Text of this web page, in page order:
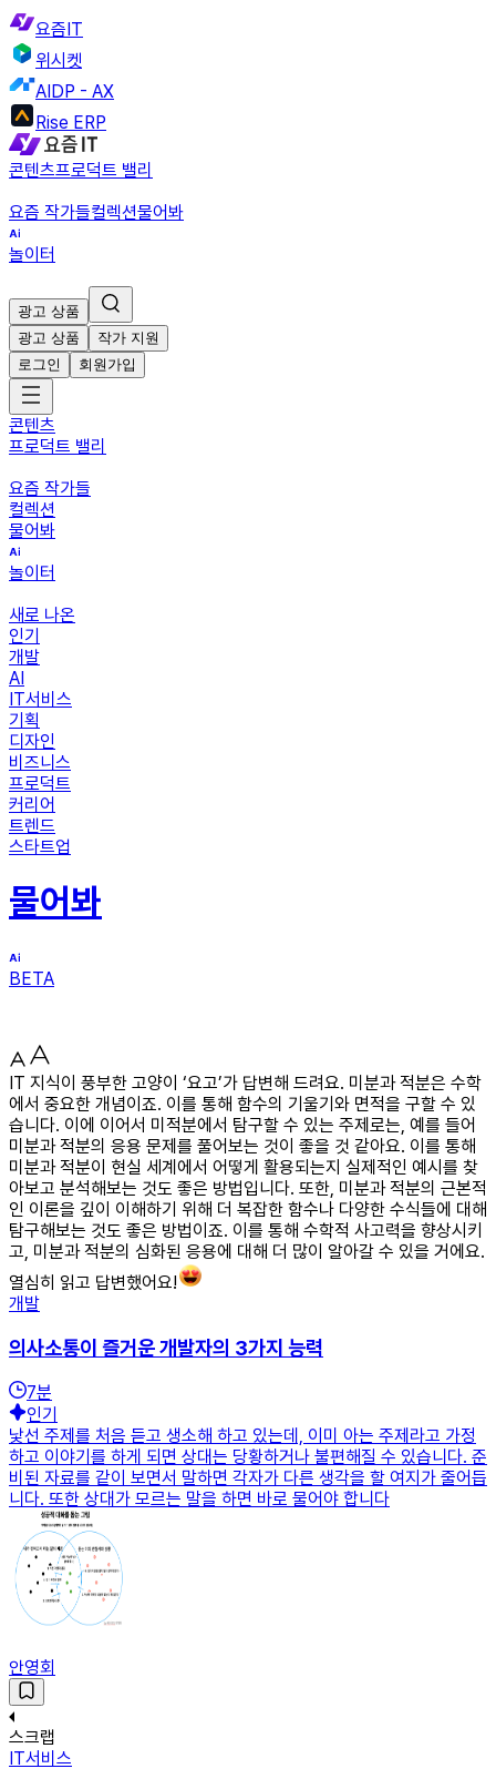
요즘IT
위시켓
AIDP - AX
Rise ERP
콘텐츠프로덕트 밸리
요즘 작가들컬렉션물어봐
놀이터
광고 상품
광고 상품
작가 지원
로그인
회원가입
콘텐츠
프로덕트 밸리
요즘 작가들
컬렉션
물어봐
놀이터
새로 나온
인기
개발
AI
IT서비스
기획
디자인
비즈니스
프로덕트
커리어
트렌드
스타트업
물어봐
BETA
IT 지식이 풍부한 고양이 ‘요고’가 답변해 드려요. 미분과 적분은 수학
에서 중요한 개념이죠. 이를 통해 함수의 기울기와 면적을 구할 수 있
습니다. 이에 이어서 미적분에서 탐구할 수 있는 주제로는, 예를 들어
미분과 적분의 응용 문제를 풀어보는 것이 좋을 것 같아요. 이를 통해
미분과 적분이 현실 세계에서 어떻게 활용되는지 실제적인 예시를 찾
아보고 분석해보는 것도 좋은 방법입니다. 또한, 미분과 적분의 근본적
인 이론을 깊이 이해하기 위해 더 복잡한 함수나 다양한 수식들에 대해
탐구해보는 것도 좋은 방법이죠. 이를 통해 수학적 사고력을 향상시키
고, 미분과 적분의 심화된 응용에 대해 더 많이 알아갈 수 있을 거에요.
열심히 읽고 답변했어요!
개발
의사소통이 즐거운 개발자의 3가지 능력
7분
인기
낯선 주제를 처음 듣고 생소해 하고 있는데, 이미 아는 주제라고 가정
하고 이야기를 하게 되면 상대는 당황하거나 불편해질 수 있습니다. 준
비된 자료를 같이 보면서 말하면 각자가 다른 생각을 할 여지가 줄어듭
니다. 또한 상대가 모르는 말을 하면 바로 물어야 합니다
안영회
스크랩
IT서비스